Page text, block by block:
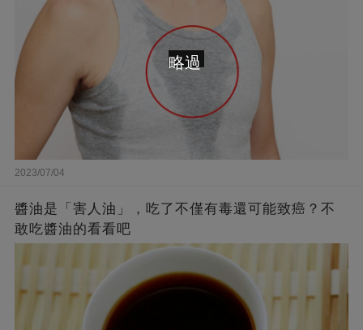
2023/07/04
醬油是「害人油」，吃了不僅有毒還可能致癌？不
敢吃醬油的看看吧
略過